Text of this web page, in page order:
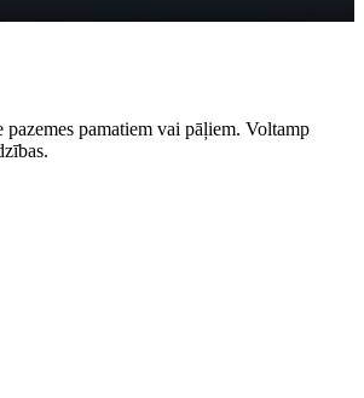
pamatiem vai pāļiem. Voltamp